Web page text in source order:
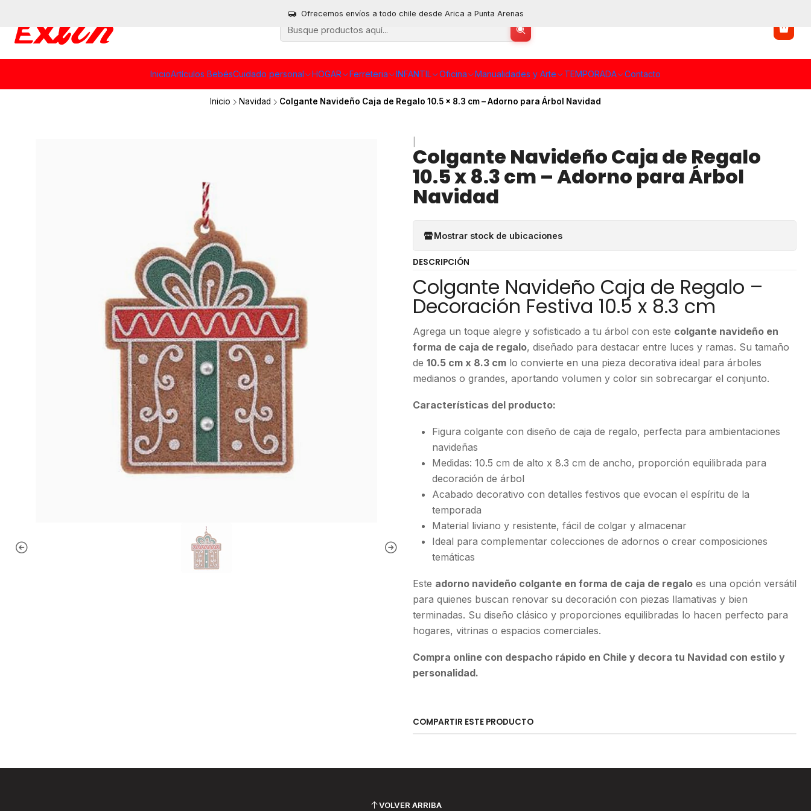
InicioArtículos BebésCuidado personal HOGAR Ferreteria INFANTIL Oficina Manualidades y Arte TEMPORADA Contacto
Ofrecemos envíos a todo chile desde Arica a Punta Arenas
Inicio Navidad Colgante Navideño Caja de Regalo 10.5 x 8.3 cm – Adorno para Árbol Navidad
Colgante Navideño Caja de Regalo
10.5 x 8.3 cm – Adorno para Árbol
Navidad
Mostrar stock de ubicaciones
DESCRIPCIÓN
Colgante Navideño Caja de Regalo –
Decoración Festiva 10.5 x 8.3 cm
Agrega un toque alegre y sofisticado a tu árbol con este colgante navideño en
forma de caja de regalo, diseñado para destacar entre luces y ramas. Su tamaño
de 10.5 cm x 8.3 cm lo convierte en una pieza decorativa ideal para árboles
medianos o grandes, aportando volumen y color sin sobrecargar el conjunto.
Características del producto:
Figura colgante con diseño de caja de regalo, perfecta para ambientaciones
navideñas
Medidas: 10.5 cm de alto x 8.3 cm de ancho, proporción equilibrada para
decoración de árbol
Acabado decorativo con detalles festivos que evocan el espíritu de la
temporada
Material liviano y resistente, fácil de colgar y almacenar
Ideal para complementar colecciones de adornos o crear composiciones
temáticas
Este adorno navideño colgante en forma de caja de regalo es una opción versátil
para quienes buscan renovar su decoración con piezas llamativas y bien
terminadas. Su diseño clásico y proporciones equilibradas lo hacen perfecto para
hogares, vitrinas o espacios comerciales.
Compra online con despacho rápido en Chile y decora tu Navidad con estilo y
personalidad.
COMPARTIR ESTE PRODUCTO
VOLVER ARRIBA